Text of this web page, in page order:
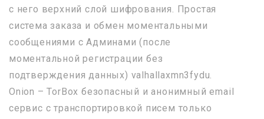
с него верхний слой шифрования. Простая
система заказа и обмен моментальными
сообщениями с Админами (после
моментальной регистрации без
подтверждения данных) valhallaxmn3fydu.
Onion – TorBox безопасный и анонимный email
сервис с транспортировкой писем только